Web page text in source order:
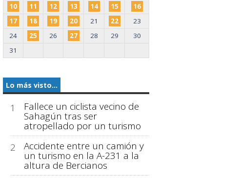
10
11 12 13 14 15
16
17
18 19 20 21 22
23
24
25 26 27 28 29
30
31
Lo más visto...
1 Fallece un ciclista vecino de
Sahagún tras ser
atropellado por un turismo
2
Accidente entre un camión y
un turismo en la A-231 a la
altura de Bercianos